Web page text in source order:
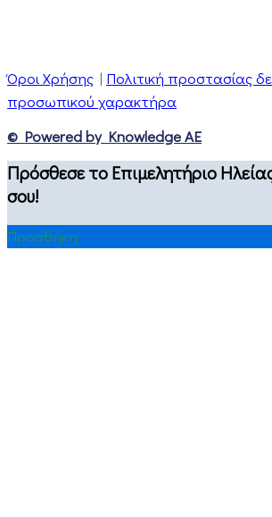
Όροι Χρήσης | Πολιτική προστασίας
προσωπικού χαρακτήρα
© Powered by Knowledge AE
Πρόσθεσε το Επιμελητήριο
σου!
Προσθήκη